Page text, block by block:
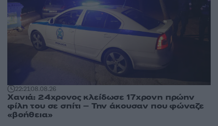
22:2108.08.26
Χανιά: 24χρονος κλείδωσε 17χρονη πρώην
φίλη του σε σπίτι – Την άκουσαν που φώναζε
«βοήθεια»